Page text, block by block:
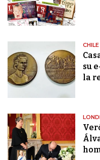
CHILE
su
la